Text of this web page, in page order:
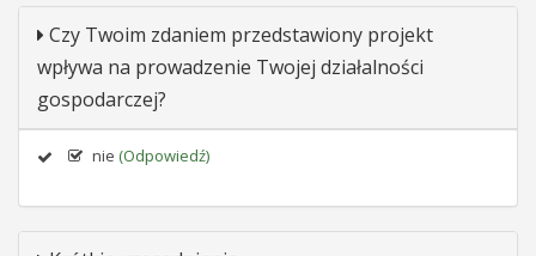
Czy Twoim zdaniem przedstawiony projekt
wpływa na prowadzenie Twojej działalności
gospodarczej?
nie (Odpowiedź)